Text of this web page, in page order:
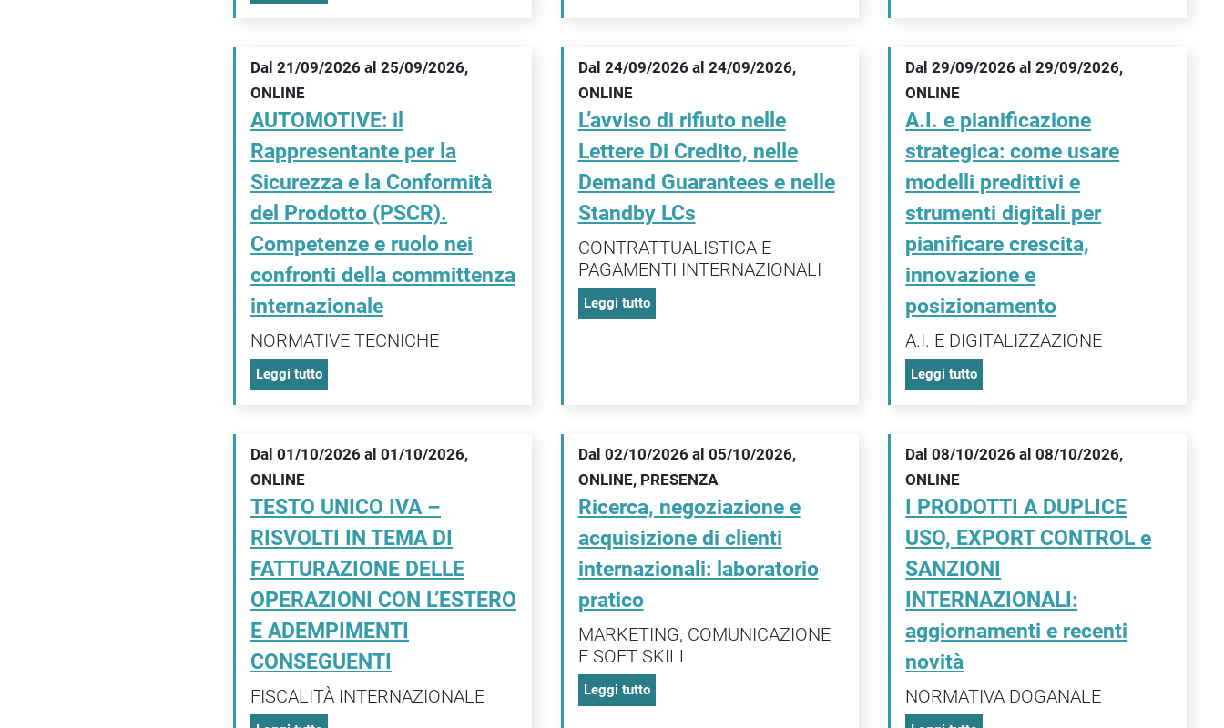
Dal 21/09/2026 al 25/09/2026,
ONLINE
AUTOMOTIVE: il
Rappresentante per la
Sicurezza e la Conformità
del Prodotto (PSCR).
Competenze e ruolo nei
confronti della committenza
internazionale
NORMATIVE TECNICHE
Leggi tutto
Dal 24/09/2026 al 24/09/2026,
ONLINE
L’avviso di rifiuto nelle
Lettere Di Credito, nelle
Demand Guarantees e nelle
Standby LCs
CONTRATTUALISTICA E
PAGAMENTI INTERNAZIONALI
Leggi tutto
Dal 29/09/2026 al 29/09/2026,
ONLINE
A.I. e pianificazione
strategica: come usare
modelli predittivi e
strumenti digitali per
pianificare crescita,
innovazione e
posizionamento
A.I. E DIGITALIZZAZIONE
Leggi tutto
Dal 01/10/2026 al 01/10/2026,
ONLINE
TESTO UNICO IVA –
RISVOLTI IN TEMA DI
FATTURAZIONE DELLE
OPERAZIONI CON L’ESTERO
E ADEMPIMENTI
CONSEGUENTI
FISCALITÀ INTERNAZIONALE
Dal 02/10/2026 al 05/10/2026,
ONLINE, PRESENZA
Ricerca, negoziazione e
acquisizione di clienti
internazionali: laboratorio
pratico
MARKETING, COMUNICAZIONE
E SOFT SKILL
Leggi tutto
Dal 08/10/2026 al 08/10/2026,
ONLINE
I PRODOTTI A DUPLICE
USO, EXPORT CONTROL e
SANZIONI
INTERNAZIONALI:
aggiornamenti e recenti
novità
NORMATIVA DOGANALE